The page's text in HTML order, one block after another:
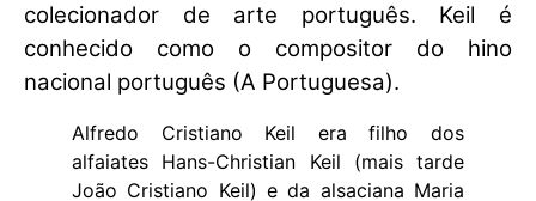
colecionador de arte português. Keil é
conhecido como o compositor do hino
nacional português (A Portuguesa).
Alfredo Cristiano Keil era filho dos
alfaiates Hans-Christian Keil (mais tarde
João Cristiano Keil) e da alsaciana Maria